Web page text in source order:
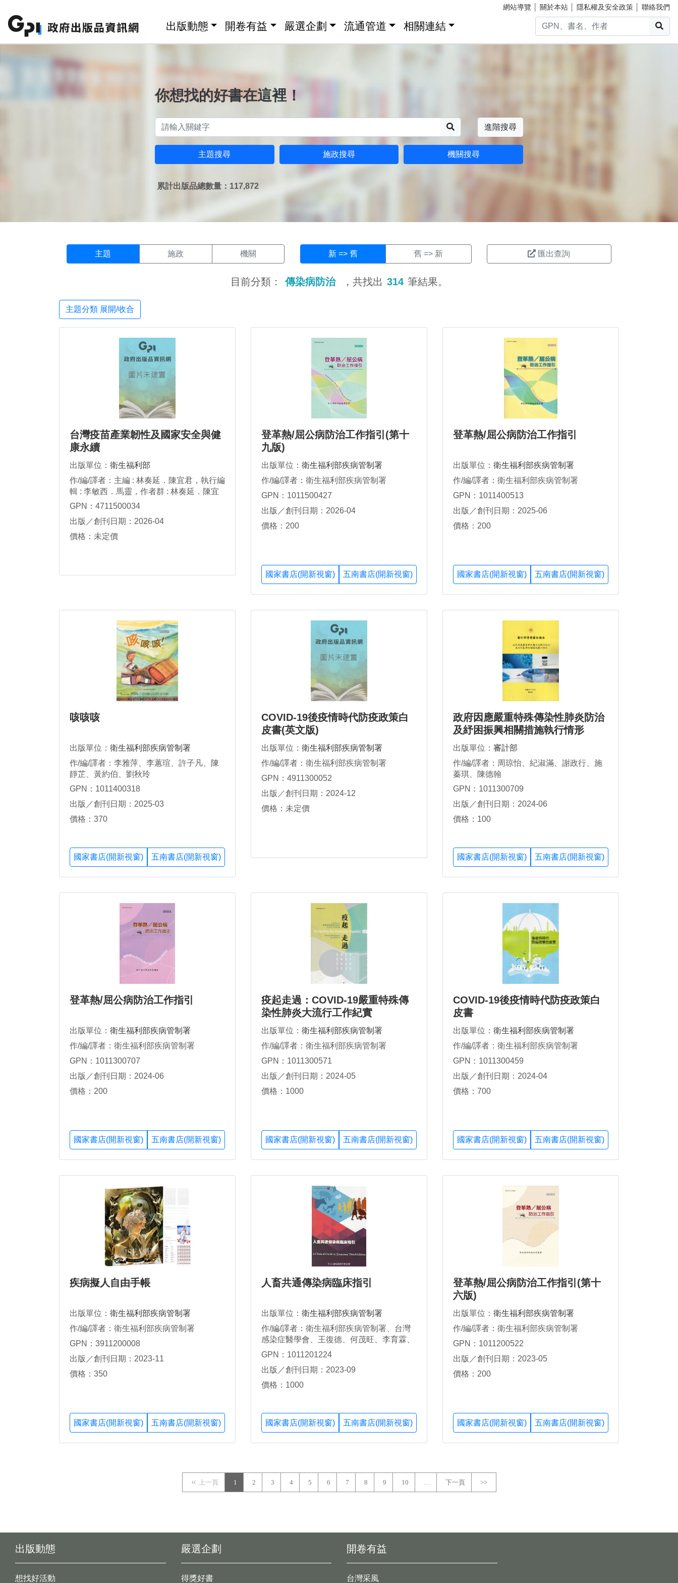
網站導覽 關於本站 隱私權及安全政策 聯絡我們
出版動態 開卷有益 嚴選企劃 流通管道 相關連結
你想找的好書在這裡！
進階搜尋
主題搜尋 施政搜尋 機關搜尋
累計出版品總數量：117,872
主題 施政 機關 新 => 舊 舊 => 新 匯出查詢
目前分類： 傳染病防治 ，共找出 314 筆結果。
主題分類 展開/收合
台灣疫苗產業韌性及國家安全與健
康永續
出版單位： 衛生福利部
作/編/譯者：主編 : 林奏延．陳宜君，執行編
輯 : 李敏西．馬靈，作者群 : 林奏延．陳宜
君．何美鄉．何啟功．施信如．徐麗娟．張
莊人祥．姜至剛．王德原．楊靖慧．戴建
丞．李敏西．賴烟羽
GPN：4711500034
出版／創刊日期：2026-04
價格：未定價
登革熱/屈公病防治工作指引(第十
九版)
出版單位： 衛生福利部疾病管制署
作/編/譯者：衛生福利部疾病管制署
GPN：1011500427
出版／創刊日期：2026-04
價格：200
國家書店(開新視窗) 五南書店(開新視窗)
登革熱/屈公病防治工作指引
出版單位： 衛生福利部疾病管制署
作/編/譯者：衛生福利部疾病管制署
GPN：1011400513
出版／創刊日期：2025-06
價格：200
國家書店(開新視窗) 五南書店(開新視窗)
咳咳咳
出版單位： 衛生福利部疾病管制署
作/編/譯者：李雅萍、李蕙瑄、許子凡、陳
靜芷、黃約伯、劉秋玲
GPN：1011400318
出版／創刊日期：2025-03
價格：370
國家書店(開新視窗) 五南書店(開新視窗)
COVID-19後疫情時代防疫政策白
皮書(英文版)
出版單位： 衛生福利部疾病管制署
作/編/譯者：衛生福利部疾病管制署
GPN：4911300052
出版／創刊日期：2024-12
價格：未定價
政府因應嚴重特殊傳染性肺炎防治
及紓困振興相關措施執行情形
出版單位： 審計部
作/編/譯者：周琼怡、紀淑滿、謝政行、施
蓁琪、陳德翰
GPN：1011300709
出版／創刊日期：2024-06
價格：100
國家書店(開新視窗) 五南書店(開新視窗)
登革熱/屈公病防治工作指引
出版單位： 衛生福利部疾病管制署
作/編/譯者：衛生福利部疾病管制署
GPN：1011300707
出版／創刊日期：2024-06
價格：200
國家書店(開新視窗) 五南書店(開新視窗)
疫起走過：COVID-19嚴重特殊傳
染性肺炎大流行工作紀實
出版單位： 衛生福利部疾病管制署
作/編/譯者：衛生福利部疾病管制署
GPN：1011300571
出版／創刊日期：2024-05
價格：1000
國家書店(開新視窗) 五南書店(開新視窗)
COVID-19後疫情時代防疫政策白
皮書
出版單位： 衛生福利部疾病管制署
作/編/譯者：衛生福利部疾病管制署
GPN：1011300459
出版／創刊日期：2024-04
價格：700
國家書店(開新視窗) 五南書店(開新視窗)
疾病擬人自由手帳
出版單位： 衛生福利部疾病管制署
作/編/譯者：衛生福利部疾病管制署
GPN：3911200008
出版／創刊日期：2023-11
價格：350
國家書店(開新視窗) 五南書店(開新視窗)
人畜共通傳染病臨床指引
出版單位： 衛生福利部疾病管制署
作/編/譯者：衛生福利部疾病管制署、台灣
感染症醫學會、王復德、何茂旺、李育霖、
李敏生、李禎祥、柯文謙、柯冠銘、洪健
宇、陳彥旭、湯宏仁、黃玉成、黃高彬、黃
崧溪、楊家瑞、趙麗蓮、劉伯瑜、鄭名芳、
GPN：1011201224
出版／創刊日期：2023-09
價格：1000
國家書店(開新視窗) 五南書店(開新視窗)
登革熱/屈公病防治工作指引(第十
六版)
出版單位： 衛生福利部疾病管制署
作/編/譯者：衛生福利部疾病管制署
GPN：1011200522
出版／創刊日期：2023-05
價格：200
國家書店(開新視窗) 五南書店(開新視窗)
上一頁 1 2 3 4 5 6 7 8 9 10 下一頁 >>
出版動態
想找好活動
開卷有益
台灣采風
嚴選企劃
得獎好書